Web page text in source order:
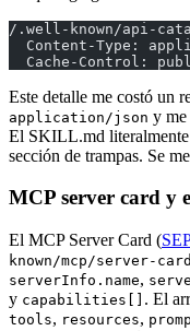
/.well-known/api-
Content-Type:
Cache-Control:
Este detalle me costó un
application/json y me
El SKILL.md
sección de trampas. Se
MCP server card y
El MCP Server Card (
known/mcp/server-
serverInfo.name,
y capabilities[] . El
tools, resources,